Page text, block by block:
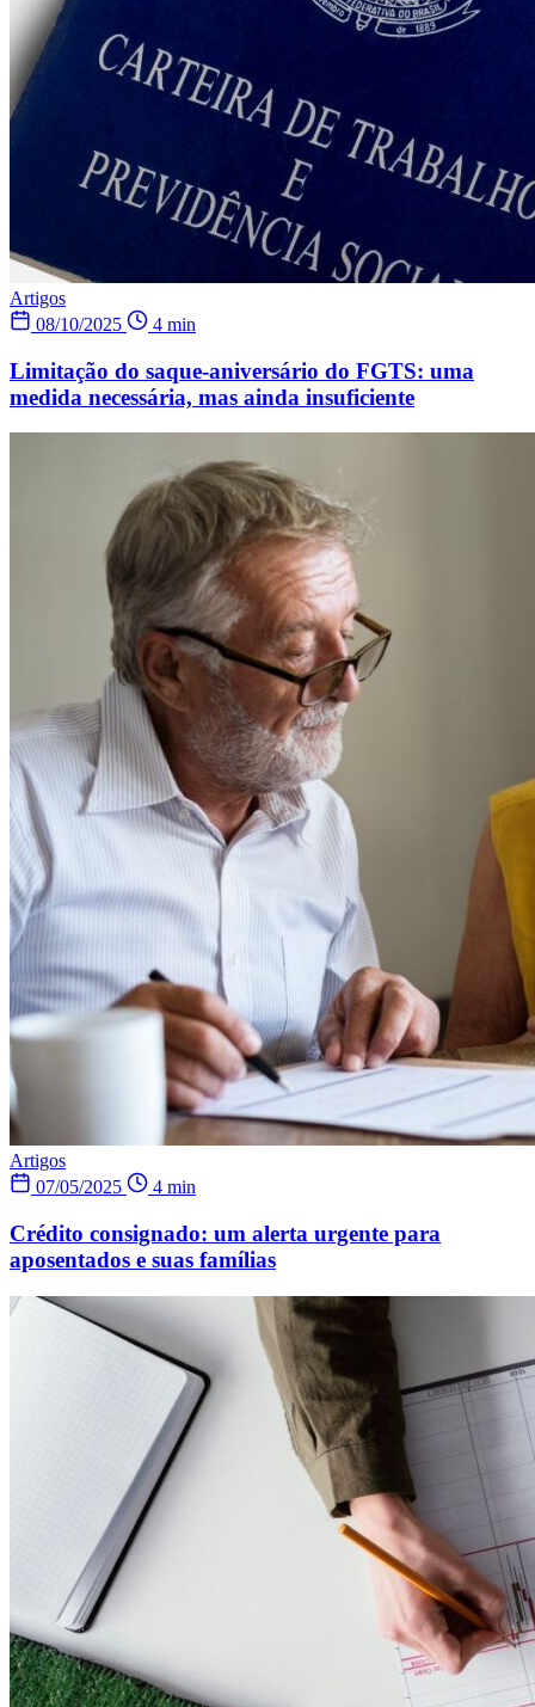
Artigos
08/10/2025
4 min
Limitação do saque-aniversário do FGTS: uma
medida necessária, mas ainda insuficiente
Artigos
07/05/2025
4 min
Crédito consignado: um alerta urgente para
aposentados e suas famílias